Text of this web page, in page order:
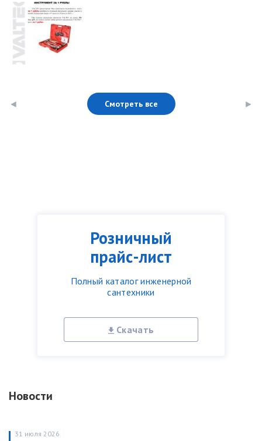
Розничный
прайс-лист
Полный каталог инженерной
сантехники
Скачать
Новости
31 июля 2026
Смотреть все